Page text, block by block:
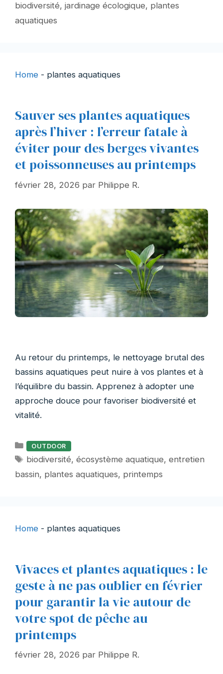
biodiversité, jardinage écologique, plantes
aquatiques
Home - plantes aquatiques
Sauver ses plantes aquatiques
après l’hiver : l’erreur fatale à
éviter pour des berges vivantes
et poissonneuses au printemps
février 28, 2026 par Philippe R.
Au retour du printemps, le nettoyage brutal des
bassins aquatiques peut nuire à vos plantes et à
l’équilibre du bassin. Apprenez à adopter une
approche douce pour favoriser biodiversité et
vitalité.
Catégories
OUTDOOR
Étiquettes
biodiversité,écosystème aquatique,entretien
bassin, plantes aquatiques, printemps
Home - plantes aquatiques
Vivaces et plantes aquatiques : le
geste à ne pas oublier en février
pour garantir la vie autour de
votre spot de pêche au
printemps
février 28, 2026 par Philippe R.